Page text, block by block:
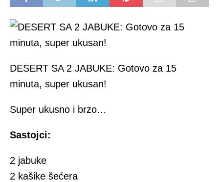
DESERT SA 2 JABUKE: Gotovo za 15
minuta, super ukusan!
Super ukusno i brzo…
Sastojci:
2 jabuke
2 kašike šećera